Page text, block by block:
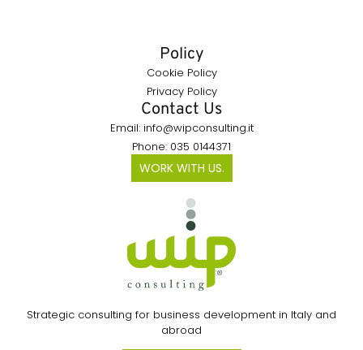
Strategic consulting for business development in Italy and
abroad
Policy
Cookie Policy
Privacy Policy
Contact Us
Email: info@wipconsulting.it
Phone: 035 0144371
WORK WITH US.